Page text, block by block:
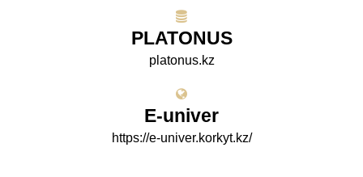
PLATONUS
platonus.kz
E-univer
https://e-univer.korkyt.kz/